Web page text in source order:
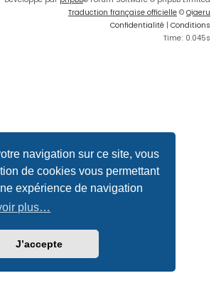
navigation sur ce site, vous
de cookies vous permettant
expérience de navigation
plus…
J’accepte
Traduction française officielle © Qiaeru
Confidentialité | Conditions
Time: 0.045s